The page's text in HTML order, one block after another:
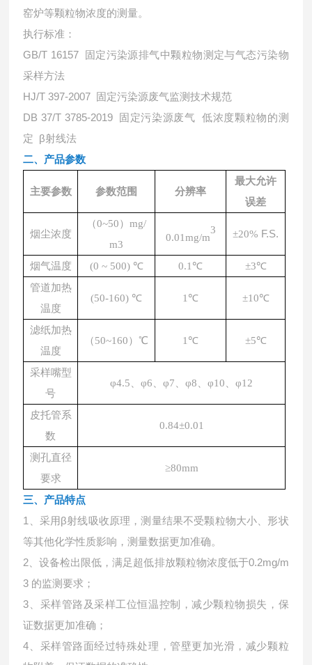
窑炉等颗粒物浓度的测量。
执行标准：
GB/T 16157 固定污染源排气中颗粒物测定与气态污染物
采样方法
HJ/T 397-2007 固定污染源废气监测技术规范
DB 37/T 3785-2019 固定污染源废气 低浓度颗粒物的测
定 β射线法
二、 产品参数
主要参数 参数范围 分辨率
最大允许
误差
烟尘浓度
（0~50）mg/
m3
0.01mg/m
3 ±20% F.S.
烟气温度 (0 ~ 500) ℃ 0.1℃
±3℃
管道加热
温度
(50-160) ℃ 1℃ ±10℃
滤纸加热
温度
（50~160）℃ 1℃ ±5℃
采样嘴型
号
φ4.5、φ6、φ7、φ8、φ10、φ12
皮托管系
数
0.84±0.01
测孔直径
要求
≥80mm
三、 产品特点
1、采用β射线吸收原理，测量结果不受颗粒物大小、形状
等其他化学性质影响，测量数据更加准确。
2、设备检出限低，满足超低排放颗粒物浓度低于0.2mg/m
3 的监测要求；
3、采样管路及采样工位恒温控制，减少颗粒物损失，保
证数据更加准确；
4、采样管路面经过特殊处理，管壁更加光滑，减少颗粒